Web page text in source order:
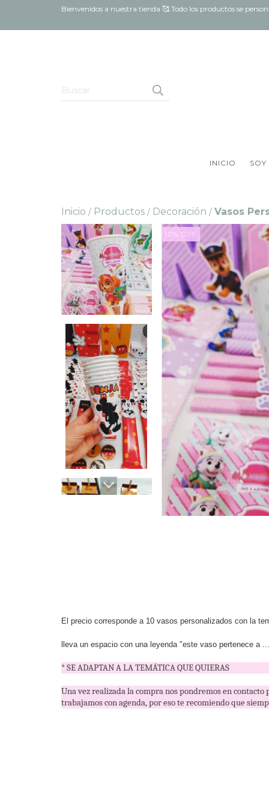
Bienvenidos a nuestra tienda 🥰 Todo los productos se
INICIO SOY
Inicio / Productos / Decoración / Vasos
10% OFF
El precio corresponde a 10 vasos personalizados con la
lleva un espacio con una leyenda "este vaso pertenece a
* SE ADAPTAN A LA TEMÁTICA QUE QUIERAS
Una vez realizada la compra nos pondremos en
trabajamos con agenda, por eso te recomiendo que